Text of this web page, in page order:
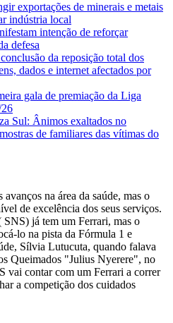
exportações de minerais e metais
indústria local
intenção de reforçar
defesa
da reposição total dos
dados e internet afectados por
gala de premiação da Liga
Sul: Ânimos exaltados no
de familiares das vítimas do
na área da saúde, mas o
de excelência dos seus serviços.
já tem um Ferrari, mas o
lo na pista da Fórmula 1 e
Sílvia Lutucuta, quando falava
Queimados "Julius Nyerere", no
vai contar com um Ferrari a correr
a competição dos cuidados